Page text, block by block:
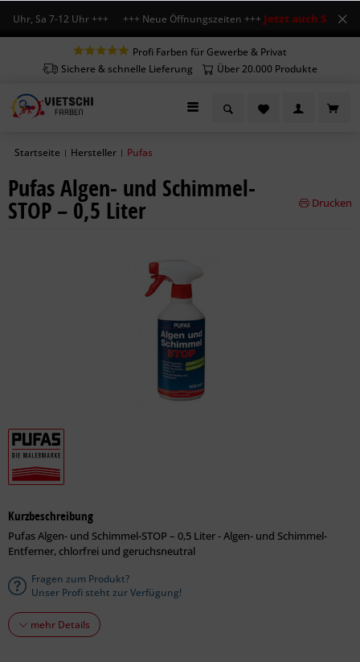
Uhr, Sa 7-12 Uhr +++ +++ Neue Öffnungszeiten +++Jetzt auch Sa
Profi Farben für Gewerbe & Privat
Sichere & schnelle Lieferung
Über 20.000 Produkte
Startseite | Hersteller | Pufas
Pufas Algen- und Schimmel-
STOP – 0,5 Liter Drucken
Kurzbeschreibung
Pufas Algen- und Schimmel-STOP – 0,5 Liter - Algen- und Schimmel-
Entferner, chlorfrei und geruchsneutral
Fragen zum Produkt?
Unser Profi steht zur Verfügung!
mehr Details